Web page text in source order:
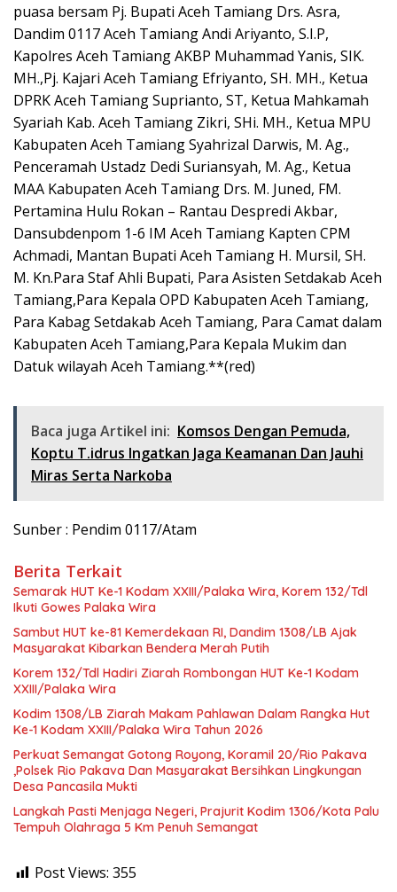
puasa bersam Pj. Bupati Aceh Tamiang Drs. Asra,
Dandim 0117 Aceh Tamiang Andi Ariyanto, S.I.P,
Kapolres Aceh Tamiang AKBP Muhammad Yanis, SIK.
MH.,Pj. Kajari Aceh Tamiang Efriyanto, SH. MH., Ketua
DPRK Aceh Tamiang Suprianto, ST, Ketua Mahkamah
Syariah Kab. Aceh Tamiang Zikri, SHi. MH., Ketua MPU
Kabupaten Aceh Tamiang Syahrizal Darwis, M. Ag.,
Penceramah Ustadz Dedi Suriansyah, M. Ag., Ketua
MAA Kabupaten Aceh Tamiang Drs. M. Juned, FM.
Pertamina Hulu Rokan – Rantau Despredi Akbar,
Dansubdenpom 1-6 IM Aceh Tamiang Kapten CPM
Achmadi, Mantan Bupati Aceh Tamiang H. Mursil, SH.
M. Kn.Para Staf Ahli Bupati, Para Asisten Setdakab Aceh
Tamiang,Para Kepala OPD Kabupaten Aceh Tamiang,
Para Kabag Setdakab Aceh Tamiang, Para Camat dalam
Kabupaten Aceh Tamiang,Para Kepala Mukim dan
Datuk wilayah Aceh Tamiang.**(red)
Baca juga Artikel ini: Komsos Dengan Pemuda,
Koptu T.idrus Ingatkan Jaga Keamanan Dan Jauhi
Miras Serta Narkoba
Sunber : Pendim 0117/Atam
Berita Terkait
Semarak HUT Ke-1 Kodam XXIII/Palaka Wira, Korem 132/Tdl
Ikuti Gowes Palaka Wira
Sambut HUT ke-81 Kemerdekaan RI, Dandim 1308/LB Ajak
Masyarakat Kibarkan Bendera Merah Putih
Korem 132/Tdl Hadiri Ziarah Rombongan HUT Ke-1 Kodam
XXIII/Palaka Wira
Kodim 1308/LB Ziarah Makam Pahlawan Dalam Rangka Hut
Ke-1 Kodam XXIII/Palaka Wira Tahun 2026
Perkuat Semangat Gotong Royong, Koramil 20/Rio Pakava
,Polsek Rio Pakava Dan Masyarakat Bersihkan Lingkungan
Desa Pancasila Mukti
Langkah Pasti Menjaga Negeri, Prajurit Kodim 1306/Kota Palu
Tempuh Olahraga 5 Km Penuh Semangat
Post Views: 355